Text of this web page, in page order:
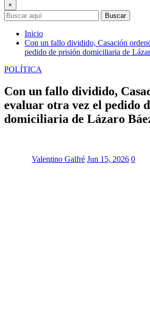
×
Buscar
Inicio
Con un fallo dividido, Casación
pedido de prisión domiciliaria de
POLÍTICA
Con un fallo dividido,
evaluar otra vez el pedido
domiciliaria de Lázaro
Valentino Galfré Jun 15, 2026 0